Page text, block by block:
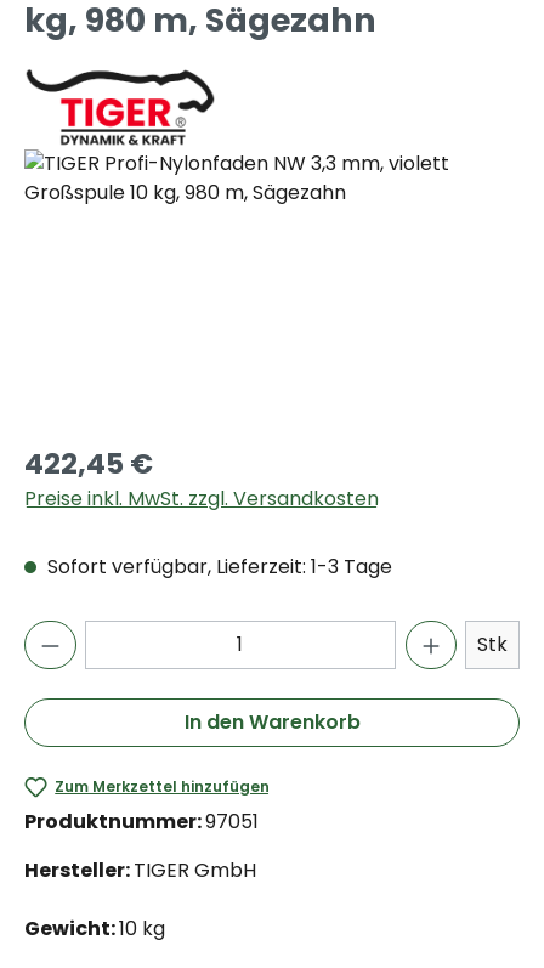
kg, 980 m, Sägezahn
Bildergalerie überspringen
422,45 €
Preise inkl. MwSt. zzgl. Versandkosten
Sofort verfügbar, Lieferzeit: 1-3 Tage
Stk
In den Warenkorb
Zum Merkzettel hinzufügen
Produktnummer:97051
Hersteller:TIGER GmbH
Gewicht:10 kg